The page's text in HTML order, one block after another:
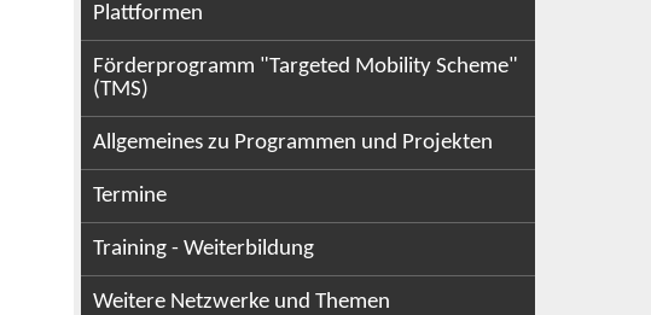
Plattformen
Förderprogramm "Targeted Mobility Scheme"
(TMS)
Allgemeines zu Programmen und Projekten
Termine
Training - Weiterbildung
Weitere Netzwerke und Themen